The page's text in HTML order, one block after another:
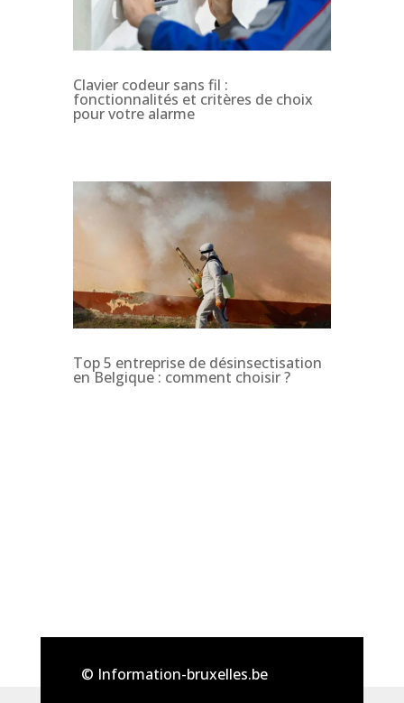
Clavier codeur sans fil :
fonctionnalités et critères de choix
pour votre alarme
Top 5 entreprise de désinsectisation
en Belgique : comment choisir ?
© Information-bruxelles.be